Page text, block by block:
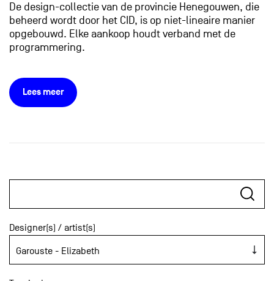
De design-collectie van de provincie Henegouwen, die
beheerd wordt door het CID, is op niet-lineaire manier
opgebouwd. Elke aankoop houdt verband met de
programmering.
Lees meer
Designer(s) / artist(s)